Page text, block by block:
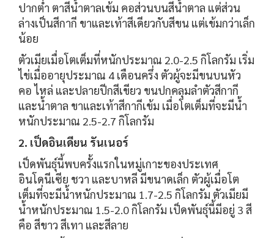
ปากต่ำ ตาสีน้ำตาลเข้ม คอส่วนบนสีน้ำตาล แต่ส่วน
ล่างเป็นสีกากี ขาและเท้าสีเดียวกับสีขน แต่เข้มกว่าเล็ก
น้อย
ตัวเมียเมื่อโตเต็มที่หนักประมาณ 2.0-2.5 กิโลกรัม เริ่ม
ไข่เมื่ออายุประมาณ 4 เดือนครึ่ง ตัวผู้จะมีขนบนหัว
คอ ไหล่ และปลายปีกสีเขียว ขนปกคลุมลำตัวสีกากี
และน้ำตาล ขาและเท้าสีกากีเข้ม เมื่อโตเต็มที่จะมีน้ำ
หนักประมาณ 2.5-2.7 กิโลกรัม
2. เป็ดอินเดียน รันเนอร์
เป็ดพันธุ์นี้พบครั้งแรกในหมู่เกาะของประเทศ
อินโดนีเซีย ชวา และบาหลี มีขนาดเล็ก ตัวผู้เมื่อโต
เต็มที่จะมีน้ำหนักประมาณ 1.7-2.5 กิโลกรัม ตัวเมียมี
น้ำหนักประมาณ 1.5-2.0 กิโลกรัม เป็ดพันธุ์นี้มีอยู่ 3 สี
คือ สีขาว สีเทา และสีลาย